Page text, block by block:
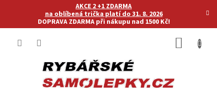
AKCE 2 +1 ZDARMA
na oblíbená trička platí do 31. 8. 2026
DOPRAVA ZDARMA při nákupu nad 1500 Kč!